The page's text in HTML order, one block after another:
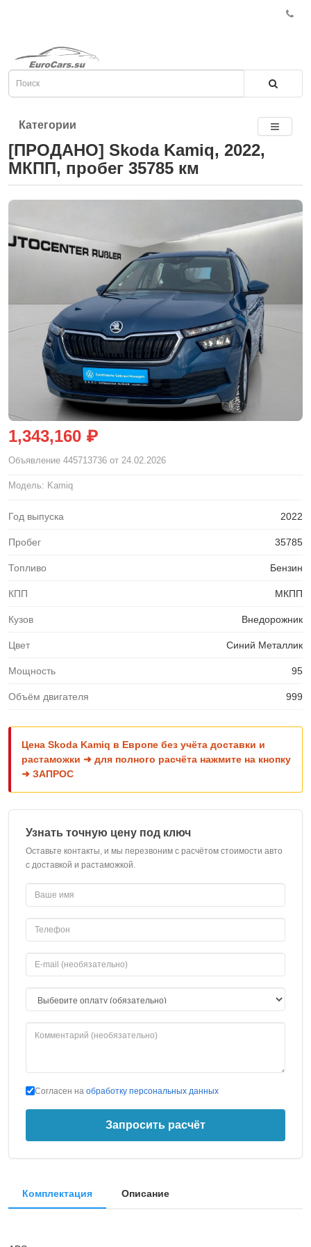
Категории
[ПРОДАНО] Skoda Kamiq, 2022,
МКПП, пробег 35785 км
1,343,160 ₽
Объявление 445713736 от 24.02.2026
Модель: Kamiq
Год выпуска 2022
Пробег 35785
Топливо Бензин
КПП МКПП
Кузов Внедорожник
Цвет Синий Металлик
Мощность 95
Объём двигателя 999
Цена Skoda Kamiq в Европе без учёта доставки и
растаможки ➜ для полного расчёта нажмите на кнопку
➜ ЗАПРОС
Узнать точную цену под ключ
Оставьте контакты, и мы перезвоним с расчётом стоимости авто
с доставкой и растаможкой.
Согласен на обработку персональных данных
Запросить расчёт
Комплектация Описание